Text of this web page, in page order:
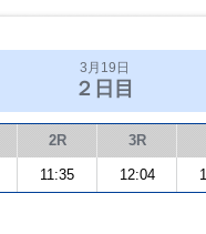
3月19日
２日目
2R 3R
11:35 12:04